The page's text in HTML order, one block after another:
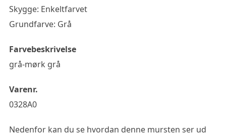
Skygge: Enkeltfarvet
Grundfarve: Grå
Farvebeskrivelse
grå-mørk grå
Varenr.
0328A0
Nedenfor kan du se hvordan denne mursten ser ud